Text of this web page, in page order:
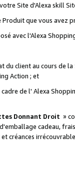
Site d'Alexa skill
que vous avez
avec l'Alexa
client au cours de
Action ; et
de l' Alexa
Donnant Droit »
cadeau,
créances